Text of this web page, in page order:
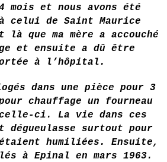
mois et nous avons été
celui de Saint Maurice
là que ma mère a accouché
et ensuite a dû être
à l’hôpital.
dans une pièce pour 3
chauffage un fourneau
ci. La vie dans ces
dégueulasse surtout pour
humiliées. Ensuite,
à Epinal en mars 1963.